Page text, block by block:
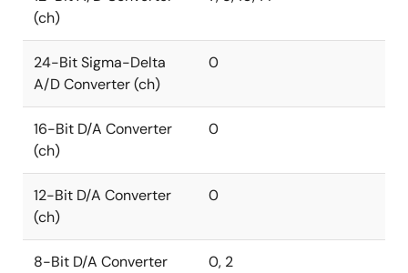
(ch)
24-Bit Sigma-Delta
A/D Converter (ch)
0
16-Bit D/A Converter
(ch)
0
12-Bit D/A Converter
(ch)
0
8-Bit D/A Converter
0, 2